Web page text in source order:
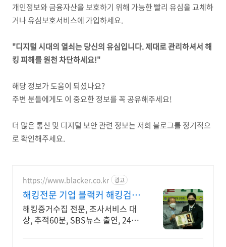
개인정보와 금융자산을 보호하기 위해 가능한 빨리 유심을 교체하
거나 유심보호서비스에 가입하세요.
"디지털 시대의 열쇠는 당신의 유심입니다. 제대로 관리하셔서 해
킹 피해를 원천 차단하세요!"
해당 정보가 도움이 되셨나요?
주변 분들에게도 이 중요한 정보를 꼭 공유해주세요!
더 많은 통신 및 디지털 보안 관련 정보는 저희 블로그를 정기적으
로 확인해주세요.
https://www.blacker.co.kr 광고
해킹전문 기업 블랙커 해킹검사
스파이앱 탐지 전문
해킹증거수집 전문, 조사서비스 대
상, 추적60분, SBS뉴스 출연, 24시